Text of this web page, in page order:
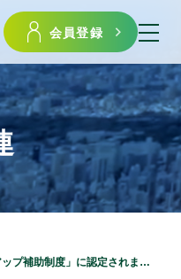
会員登録
株式会社T-ICUが神戸市の「スタートアップ補助制度」に認定されました